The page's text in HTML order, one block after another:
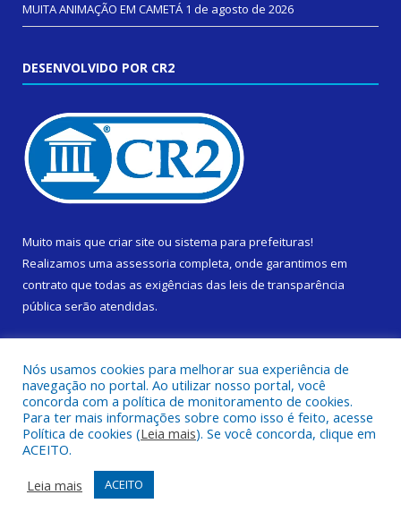
MUITA ANIMAÇÃO EM CAMETÁ 1 de agosto de 2026
DESENVOLVIDO POR CR2
Muito mais que criar site ou sistema para prefeituras!
Realizamos uma assessoria completa, onde garantimos em
contrato que todas as exigências das leis de transparência
pública serão atendidas.
Todos os direitos reservados a Prefeitura Municipal de Cametá.
Mapa do Site
Acessar Área Administrativa
Acessar Webmail
Nós usamos cookies para melhorar sua experiência de
navegação no portal. Ao utilizar nosso portal, você
concorda com a política de monitoramento de cookies.
Para ter mais informações sobre como isso é feito, acesse
Política de cookies (Leia mais). Se você concorda, clique em
ACEITO.
Leia mais
ACEITO